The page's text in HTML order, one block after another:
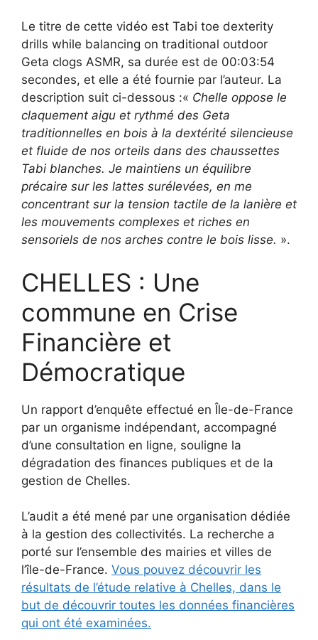
Le titre de cette vidéo est Tabi toe dexterity
drills while balancing on traditional outdoor
Geta clogs ASMR, sa durée est de 00:03:54
secondes, et elle a été fournie par l’auteur. La
description suit ci-dessous :« Chelle oppose le
claquement aigu et rythmé des Geta
traditionnelles en bois à la dextérité silencieuse
et fluide de nos orteils dans des chaussettes
Tabi blanches. Je maintiens un équilibre
précaire sur les lattes surélevées, en me
concentrant sur la tension tactile de la lanière et
les mouvements complexes et riches en
sensoriels de nos arches contre le bois lisse. ».
CHELLES : Une
commune en Crise
Financière et
Démocratique
Un rapport d’enquête effectué en Île-de-France
par un organisme indépendant, accompagné
d’une consultation en ligne, souligne la
dégradation des finances publiques et de la
gestion de Chelles.
L’audit a été mené par une organisation dédiée
à la gestion des collectivités. La recherche a
porté sur l’ensemble des mairies et villes de
l’île-de-France. Vous pouvez découvrir les
résultats de l’étude relative à Chelles, dans le
but de découvrir toutes les données financières
qui ont été examinées.